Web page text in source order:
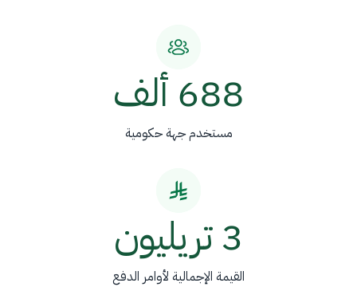
688 ألف
مستخدم جهة حكومية
3 تريليون
القيمة الإجمالية لأوامر الدفع